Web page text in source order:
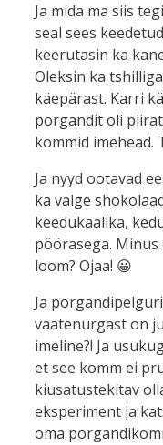
Ja mida ma siis
seal sees
keerutasin ka
Oleksin ka
käepärast. Karri
porgandit oli
kommid imehead.
Ja nyyd ootavad
ka valge
keedukaalika,
pöörasega.
loom? Ojaa! 😀
Ja
vaatenurgast on
imeline?! Ja
et see komm ei
kiusatustekitav
eksperiment ja
oma